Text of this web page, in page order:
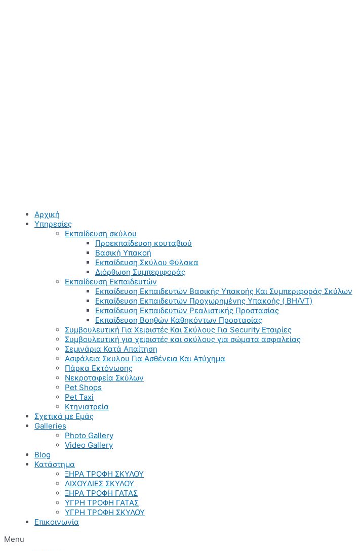
Αρχική
Υπηρεσίες
Εκπαίδευση σκύλου
Προεκπαίδευση κουταβιού
Βασική Υπακοή
Εκπαίδευση Σκύλου Φύλακα
Διόρθωση Συμπεριφοράς
Εκπαίδευση Εκπαιδευτών
Εκπαίδευση Εκπαιδευτών Βασικής Υπακοής Και Συμπεριφοράς Σκύλων
Εκπαίδευση Εκπαιδευτών Προχωρημένης Υπακοής ( BH/VT)
Εκπαίδευση Εκπαιδευτών Ρεαλιστικής Προστασίας
Εκπαίδευση Βοηθών Καθηκόντων Προστασίας
Συμβουλευτική Για Χειριστές Και Σκύλους Για Security Εταιρίες
Συμβουλευτική για χειριστές και σκύλους για σώματα ασφαλείας
Σεμινάρια Κατά Απαίτηση
Ασφάλεια Σκυλου Για Ασθένεια Και Ατύχημα
Πάρκα Εκτόνωσης
Νεκροταφεία Σκύλων
Pet Shops
Pet Taxi
Κτηνιατρεία
Σχετικά με Εμάς
Galleries
Photo Gallery
Video Gallery
Blog
Κατάστημα
ΞΗΡΑ ΤΡΟΦΗ ΣΚΥΛΟΥ
ΛΙΧΟΥΔΙΕΣ ΣΚΥΛΟΥ
ΞΗΡΑ ΤΡΟΦΗ ΓΑΤΑΣ
ΥΓΡΗ ΤΡΟΦΗ ΓΑΤΑΣ
ΥΓΡΗ ΤΡΟΦΗ ΣΚΥΛΟΥ
Επικοινωνία
Menu